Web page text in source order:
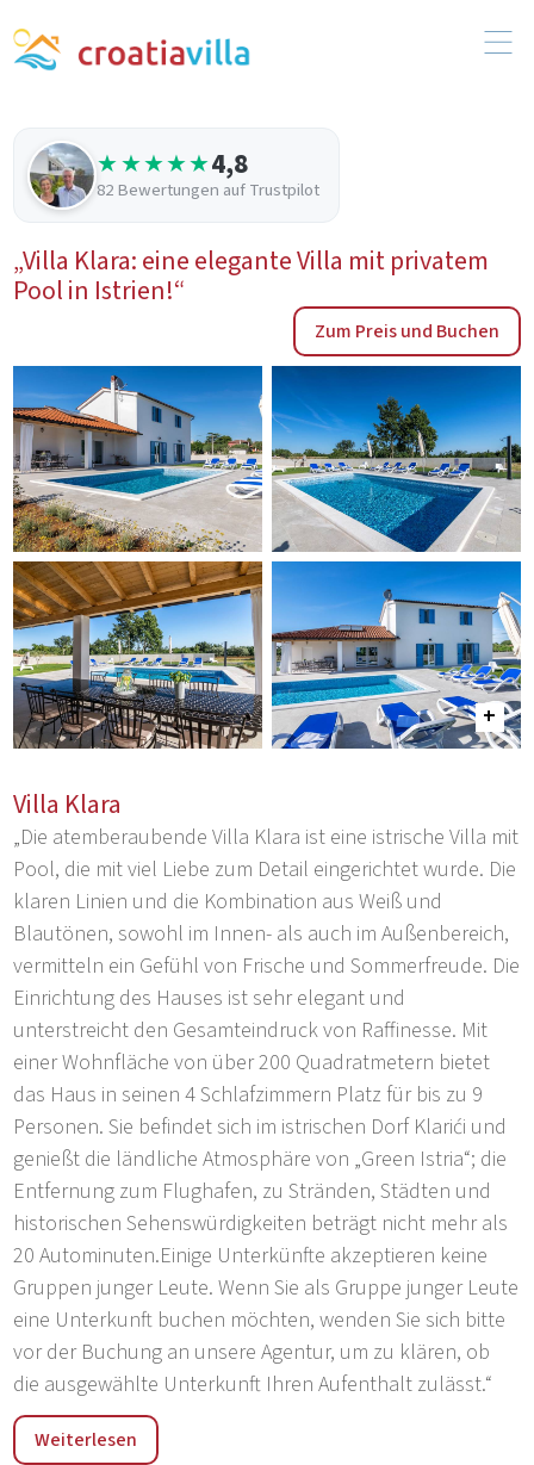
★★★★★4,8
82 Bewertungen auf Trustpilot
„Villa Klara: eine elegante Villa mit privatem
Pool in Istrien!“
Zum Preis und Buchen
Villa Klara
„Die atemberaubende Villa Klara ist eine istrische Villa mit
Pool, die mit viel Liebe zum Detail eingerichtet wurde. Die
klaren Linien und die Kombination aus Weiß und
Blautönen, sowohl im Innen- als auch im Außenbereich,
vermitteln ein Gefühl von Frische und Sommerfreude. Die
Einrichtung des Hauses ist sehr elegant und
unterstreicht den Gesamteindruck von Raffinesse. Mit
einer Wohnfläche von über 200 Quadratmetern bietet
das Haus in seinen 4 Schlafzimmern Platz für bis zu 9
Personen. Sie befindet sich im istrischen Dorf Klarići und
genießt die ländliche Atmosphäre von „Green Istria“; die
Entfernung zum Flughafen, zu Stränden, Städten und
historischen Sehenswürdigkeiten beträgt nicht mehr als
20 Autominuten.Einige Unterkünfte akzeptieren keine
Gruppen junger Leute. Wenn Sie als Gruppe junger Leute
eine Unterkunft buchen möchten, wenden Sie sich bitte
vor der Buchung an unsere Agentur, um zu klären, ob
die ausgewählte Unterkunft Ihren Aufenthalt zulässt.“
„Klarici ist ein hübscher, kleiner und friedlicher Ort in der
Nähe der Stadt Svetvincenat. Die gesamte Gemeinde
Weiterlesen